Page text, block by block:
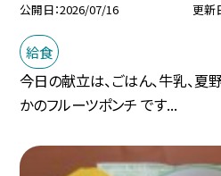
公開日 2026/07/16 更新
給食
今日の献立は、ごはん、牛乳、夏
かのフルーツポンチ です...